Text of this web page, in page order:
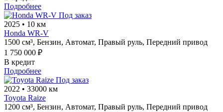
Подробнее
Под заказ
2025 • 10 км
Honda WR-V
1500 см³, Бензин, Автомат, Правый руль, Передний привод
1 750 000 ₽
В кредит
Подробнее
Под заказ
2022 • 33000 км
Toyota Raize
1200 см³, Бензин, Автомат, Правый руль, Передний привод